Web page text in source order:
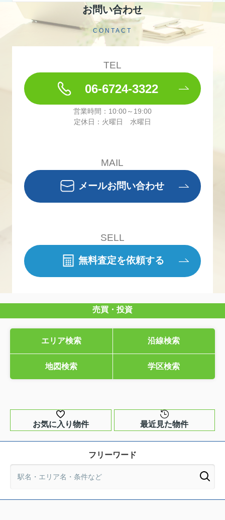
お問い合わせ
CONTACT
TEL
06-6724-3322
営業時間：10:00～19:00
定休日：火曜日 水曜日
MAIL
メールお問い合わせ
SELL
無料査定を依頼する
売買・投資
エリア検索 沿線検索
地図検索 学区検索
お気に入り物件 最近見た物件
フリーワード